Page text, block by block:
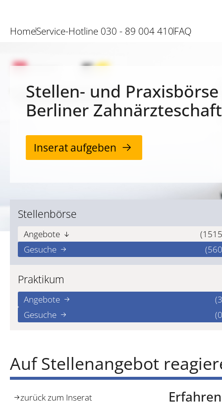
HomeService-Hotline 030 - 89 004 410FAQ
Stellen- und
Berliner Zahnärzteschaft
Inserat aufgeben
Stellenbörse
Angebote
Gesuche
Praktikum
Angebote
Gesuche
Auf Stellenangebot
zurück zum Inserat